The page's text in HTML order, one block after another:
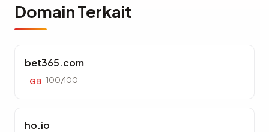
Domain Terkait
bet365.com
GB 100/100
ho.io